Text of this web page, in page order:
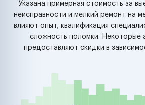
Указана примерная стоимость за
неисправности и мелкий ремонт на
влияют опыт, квалификация
сложность поломки. Некоторые
предоставляют скидки в